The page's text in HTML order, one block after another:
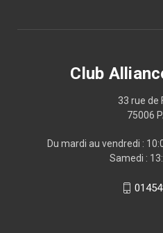
Club
33 rue de
75006
Du mardi au vendredi :
Samedi :